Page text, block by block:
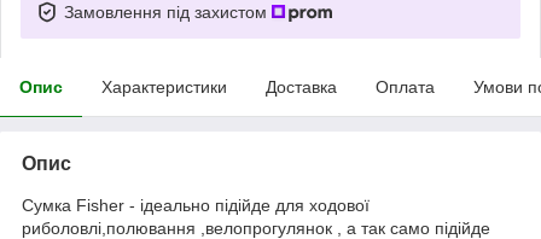
Замовлення під захистом
Опис Характеристики Доставка Оплата Умови
Опис
Сумка Fisher - ідеально підійде для ходової
риболовлі,полювання ,велопрогулянок , а так само підійде